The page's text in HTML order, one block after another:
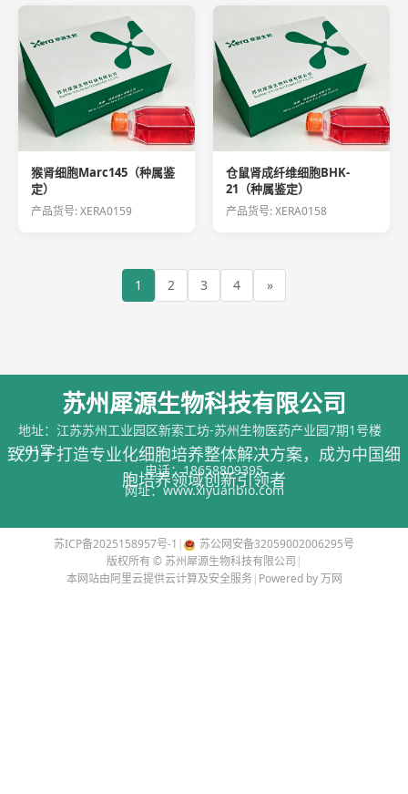
猴肾细胞Marc145（种属鉴
定）
产品货号: XERA0159
仓鼠肾成纤维细胞BHK-
21（种属鉴定）
产品货号: XERA0158
1 2 3 4 »
苏州犀源生物科技有限公司
致力于打造专业化细胞培养整体解决方案，成为中国细
胞培养领域创新引领者
地址：江苏苏州工业园区新索工坊-苏州生物医药产业园7期1号楼
201室
电话：18658809395
网址：www.xiyuanbio.com
苏ICP备2025158957号-1 |
苏公网安备32059002006295号
版权所有 © 苏州犀源生物科技有限公司 |
本网站由阿里云提供云计算及安全服务 | Powered by 万网